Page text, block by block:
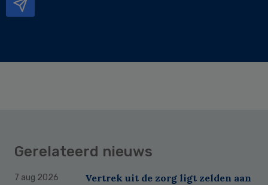
Gerelateerd nieuws
7 aug 2026
Vertrek uit de zorg ligt zelden aan